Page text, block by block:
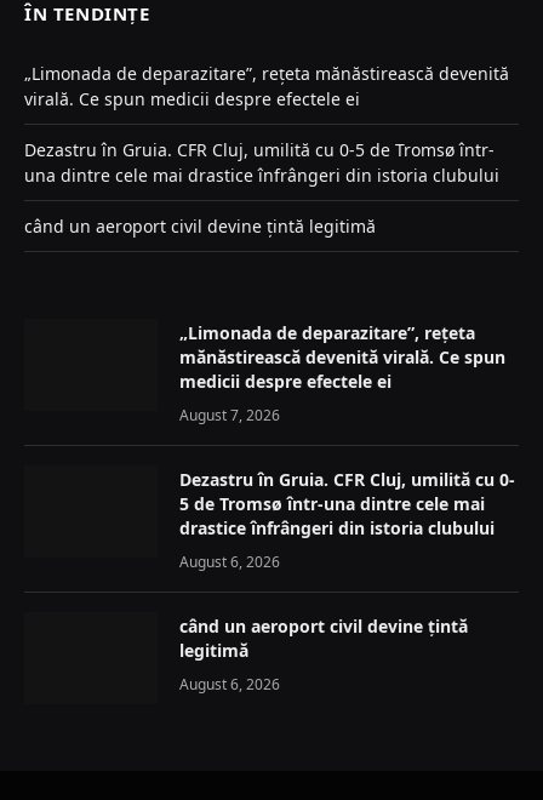
ÎN TENDINȚE
„Limonada de deparazitare”, rețeta mănăstirească devenită
virală. Ce spun medicii despre efectele ei
Dezastru în Gruia. CFR Cluj, umilită cu 0-5 de Tromsø într-
una dintre cele mai drastice înfrângeri din istoria clubului
când un aeroport civil devine țintă legitimă
„Limonada de deparazitare”, rețeta
mănăstirească devenită virală. Ce spun
medicii despre efectele ei
August 7, 2026
Dezastru în Gruia. CFR Cluj, umilită cu 0-
5 de Tromsø într-una dintre cele mai
drastice înfrângeri din istoria clubului
August 6, 2026
când un aeroport civil devine țintă
legitimă
August 6, 2026